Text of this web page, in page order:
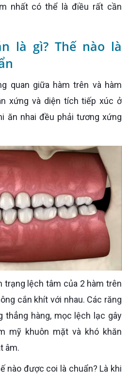
nhất có thể là điều rất cần
là gì? Thế nào là
quan giữa hàm trên và hàm
xứng và diện tích tiếp xúc ở
ăn nhai đều phải tương xứng
trạng lệch tâm của 2 hàm trên
cắn khít với nhau. Các răng
thẳng hàng, mọc lệch lạc gây
mỹ khuôn mặt và khó khăn
âm.